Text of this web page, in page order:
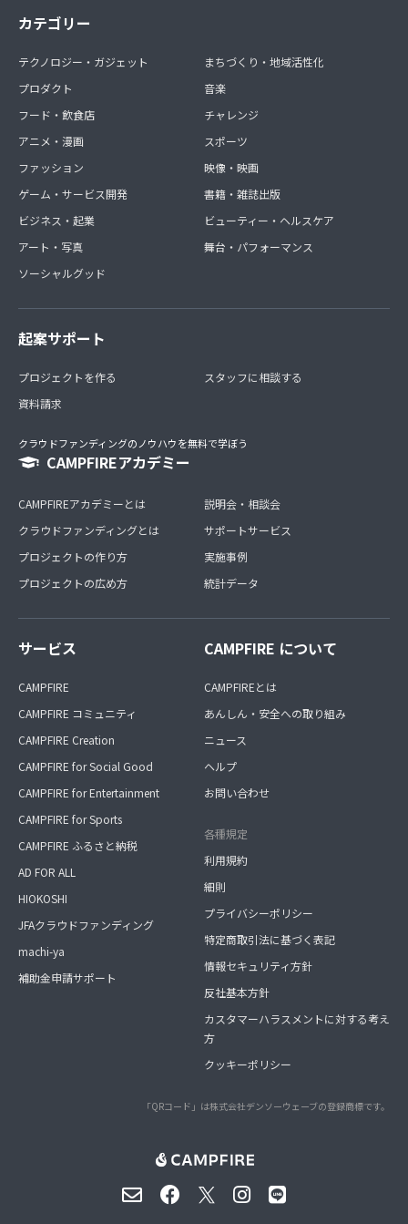
カテゴリー
テクノロジー・ガジェット
プロダクト
フード・飲食店
アニメ・漫画
ファッション
ゲーム・サービス開発
ビジネス・起業
アート・写真
ソーシャルグッド
まちづくり・地域活性化
音楽
チャレンジ
スポーツ
映像・映画
書籍・雑誌出版
ビューティー・ヘルスケア
舞台・パフォーマンス
起案サポート
プロジェクトを作る
資料請求
スタッフに相談する
クラウドファンディングのノウハウを無料で学ぼう
CAMPFIREアカデミー
CAMPFIREアカデミーとは
クラウドファンディングとは
プロジェクトの作り方
プロジェクトの広め方
説明会・相談会
サポートサービス
実施事例
統計データ
サービス
CAMPFIRE
CAMPFIRE コミュニティ
CAMPFIRE Creation
CAMPFIRE for Social Good
CAMPFIRE for Entertainment
CAMPFIRE for Sports
CAMPFIRE ふるさと納税
AD FOR ALL
HIOKOSHI
JFAクラウドファンディング
machi-ya
補助金申請サポート
CAMPFIRE について
CAMPFIREとは
あんしん・安全への取り組み
ニュース
ヘルプ
お問い合わせ
各種規定
利用規約
細則
プライバシーポリシー
特定商取引法に基づく表記
情報セキュリティ方針
反社基本方針
カスタマーハラスメントに対する考え
方
クッキーポリシー
「QRコード」は株式会社デンソーウェーブの登録商標です。